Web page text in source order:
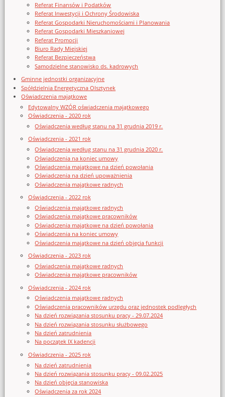
Referat Finansów i Podatków
Referat Inwestycji i Ochrony Środowiska
Referat Gospodarki Nieruchomościami i Planowania
Referat Gospodarki Mieszkaniowej
Referat Promocji
Biuro Rady Miejskiej
Referat Bezpieczeństwa
Samodzielne stanowisko ds. kadrowych
Gminne jednostki organizacyjne
Spółdzielnia Energetyczna Olsztynek
Oświadczenia majątkowe
Edytowalny WZÓR oświadczenia majątkowego
Oświadczenia - 2020 rok
Oświadczenia według stanu na 31 grudnia 2019 r.
Oświadczenia - 2021 rok
Oświadczenia według stanu na 31 grudnia 2020 r.
Oświadczenia na koniec umowy
Oświadczenia majątkowe na dzień powołania
Oświadczenia na dzień upoważnienia
Oświadczenia majątkowe radnych
Oświadczenia - 2022 rok
Oświadczenia majątkowe radnych
Oświadczenia majątkowe pracowników
Oświadczenia majątkowe na dzień powołania
Oświadczenia na koniec umowy
Oświadczenia majątkowe na dzień objęcia funkcji
Oświadczenia - 2023 rok
Oświadczenia majątkowe radnych
Oświadczenia majątkowe pracowników
Oświadczenia - 2024 rok
Oświadczenia majątkowe radnych
Oświadczenia pracowników urzędu oraz jednostek podległych
Na dzień rozwiązania stosunku pracy - 29.07.2024
Na dzień rozwiązania stosunku służbowego
Na dzień zatrudnienia
Na początek IX kadencji
Oświadczenia - 2025 rok
Na dzień zatrudnienia
Na dzień rozwiązania stosunku pracy - 09.02.2025
Na dzień objęcia stanowiska
Oświadczenia za rok 2024